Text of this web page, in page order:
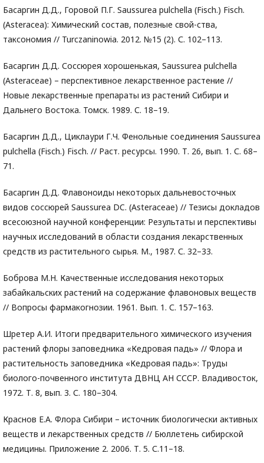
Басаргин Д.Д., Горовой П.Г. Saussurea pulchella (Fisch.) Fisch.
(Asteracea): Химический состав, полезные свой-ства,
таксономия // Turczaninowia. 2012. №15 (2). С. 102–113.
Басаргин Д.Д. Соссюрея хорошенькая, Saussurea pulchella
(Asteraceae) – перспективное лекарственное растение //
Новые лекарственные препараты из растений Сибири и
Дальнего Востока. Томск. 1989. С. 18–19.
Басаргин Д.Д., Циклаури Г.Ч. Фенольные соединения Saussurea
pulchella (Fisch.) Fisch. // Раст. ресурсы. 1990. Т. 26, вып. 1. С. 68–
71.
Басаргин Д.Д. Флавоноиды некоторых дальневосточных
видов соссюрей Saussurea DC. (Asteraceae) // Тезисы докладов
всесоюзной научной конференции: Результаты и перспективы
научных исследований в области создания лекарственных
средств из растительного сырья. М., 1987. С. 32–33.
Боброва М.Н. Качественные исследования некоторых
забайкальских растений на содержание флавоновых веществ
// Вопросы фармакогнозии. 1961. Вып. 1. С. 157–163.
Шретер А.И. Итоги предварительного химического изучения
растений флоры заповедника «Кедровая падь» // Флора и
растительность заповедника «Кедровая падь»: Труды
биолого-почвенного института ДВНЦ АН СССР. Владивосток,
1972. Т. 8, вып. 3. С. 180–304.
Краснов Е.А. Флора Сибири – источник биологически активных
веществ и лекарственных средств // Бюллетень сибирской
медицины. Приложение 2. 2006. Т. 5. С.11–18.